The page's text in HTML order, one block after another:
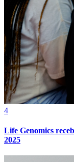
Fortaleza
4
Life Genomics
2025